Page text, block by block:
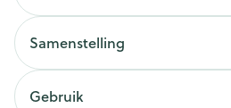
Samenstelling
Gebruik